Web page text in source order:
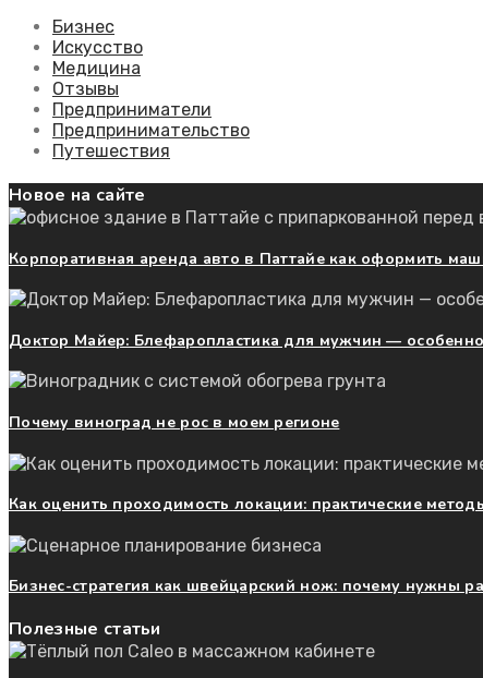
Бизнес
Искусство
Медицина
Отзывы
Предприниматели
Предпринимательство
Путешествия
Новое на сайте
Корпоративная аренда авто в Паттайе как оформить
Доктор Майер: Блефаропластика для мужчин —
Почему виноград не рос в моем регионе
Как оценить проходимость локации: практические
Бизнес-стратегия как швейцарский нож: почему нужны
Полезные статьи